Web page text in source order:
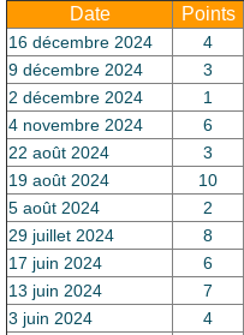
Date Points
16 décembre 2024 4
9 décembre 2024
3
2 décembre 2024
1
4 novembre 2024
6
22 août 2024
3
19 août 2024
10
5 août 2024
2
29 juillet 2024
8
17 juin 2024
6
13 juin 2024
7
3 juin 2024
4